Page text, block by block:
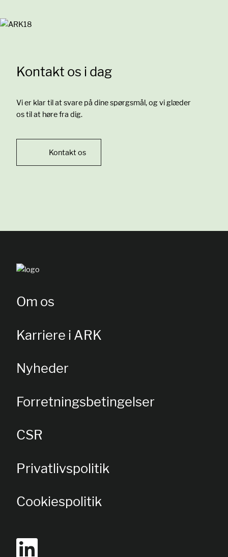
Kontakt os i dag
Vi er klar til at svare på dine spørgsmål, og vi glæder
os til at høre fra dig.
Kontakt os
Om os
Karriere i ARK
Nyheder
Forretningsbetingelser
CSR
Privatlivspolitik
Cookiespolitik